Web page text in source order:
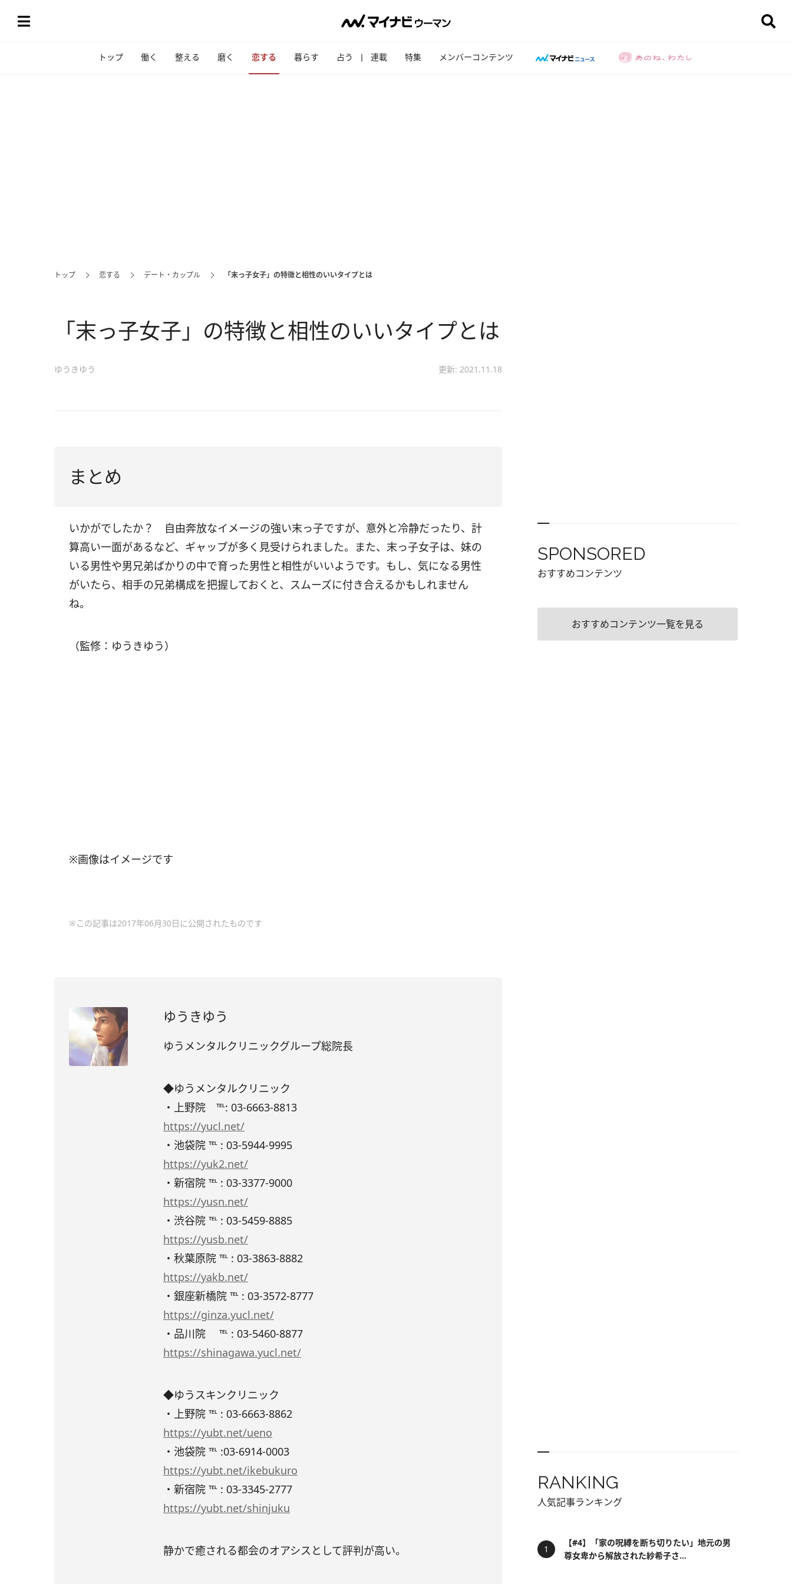
トップ 働く 整える 磨く 恋する 暮らす 占う 連載 特集 メンバーコンテンツ
トップ 恋する デート・カップル 「末っ子女子」の特徴と相性のいいタイプとは
「末っ子女子」の特徴と相性のいいタイプとは
ゆうきゆう 更新: 2021.11.18
まとめ
いかがでしたか？ 自由奔放なイメージの強い末っ子ですが、意外と冷静だったり、計
算高い一面があるなど、ギャップが多く見受けられました。また、末っ子女子は、妹の
いる男性や男兄弟ばかりの中で育った男性と相性がいいようです。もし、気になる男性
がいたら、相手の兄弟構成を把握しておくと、スムーズに付き合えるかもしれません
ね。
（監修：ゆうきゆう）
※画像はイメージです
※この記事は2017年06月30日に公開されたものです
ゆうきゆう
ゆうメンタルクリニックグループ総院長
◆ゆうメンタルクリニック
・上野院 ℡: 03-6663-8813
https://yucl.net/
・池袋院 ℡ : 03-5944-9995
https://yuk2.net/
・新宿院 ℡ : 03-3377-9000
https://yusn.net/
・渋谷院 ℡ : 03-5459-8885
https://yusb.net/
・秋葉原院 ℡ : 03-3863-8882
https://yakb.net/
・銀座新橋院 ℡ : 03-3572-8777
https://ginza.yucl.net/
・品川院 ℡ : 03-5460-8877
https://shinagawa.yucl.net/
◆ゆうスキンクリニック
・上野院 ℡ : 03-6663-8862
https://yubt.net/ueno
・池袋院 ℡ :03-6914-0003
https://yubt.net/ikebukuro
・新宿院 ℡ : 03-3345-2777
https://yubt.net/shinjuku
静かで癒される都会のオアシスとして評判が高い。
SPONSORED
おすすめコンテンツ
おすすめコンテンツ一覧を見る
RANKING
人気記事ランキング
【#4】「家の呪縛を断ち切りたい」地元の男
尊女卑から解放された紗希子さ...